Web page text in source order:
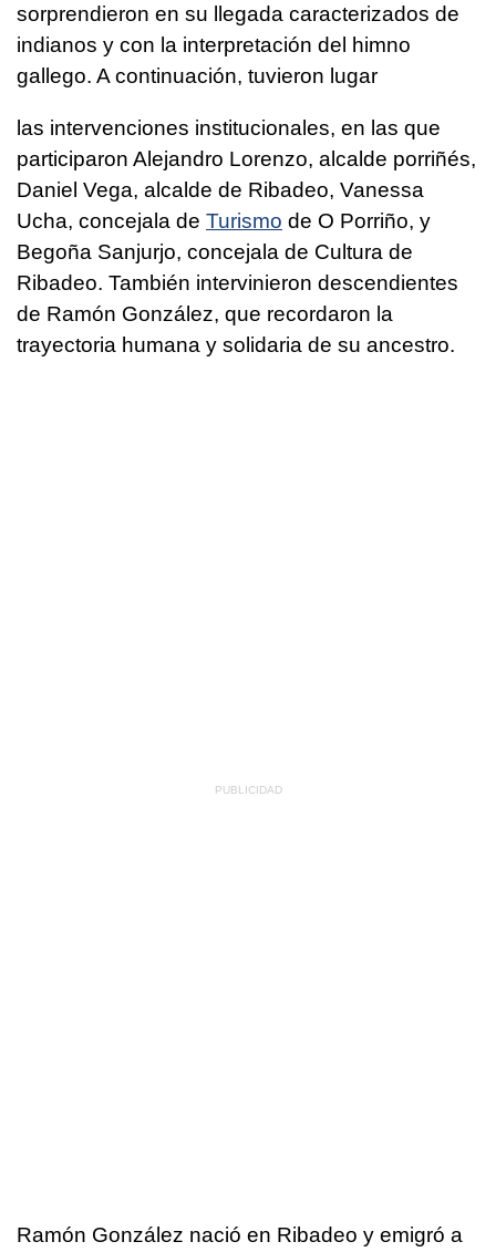
sorprendieron en su llegada caracterizados de
indianos y con la interpretación del himno
gallego. A continuación, tuvieron lugar
las intervenciones institucionales, en las que
participaron Alejandro Lorenzo, alcalde porriñés,
Daniel Vega, alcalde de Ribadeo, Vanessa
Ucha, concejala de Turismo de O Porriño, y
Begoña Sanjurjo, concejala de Cultura de
Ribadeo. También intervinieron descendientes
de Ramón González, que recordaron la
trayectoria humana y solidaria de su ancestro.
Ramón González nació en Ribadeo y emigró a